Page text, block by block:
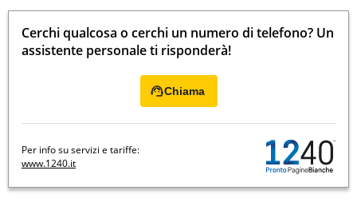
Cerchi qualcosa o cerchi un numero di telefono? Un
assistente personale ti risponderà!
Chiama
Per info su servizi e tariffe:
www.1240.it